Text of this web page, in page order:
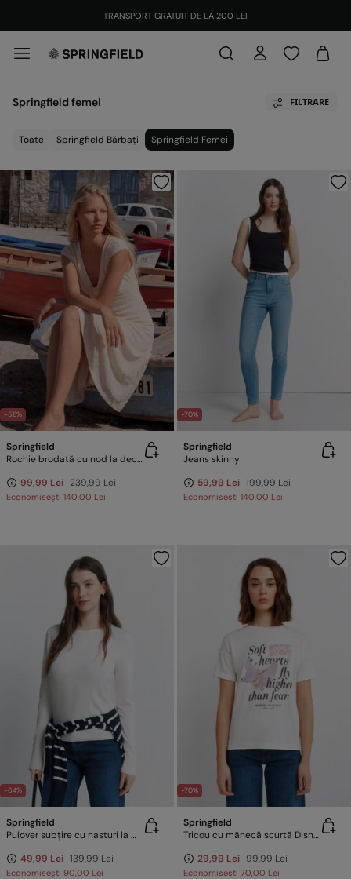
TRANSPORT GRATUIT DE LA 200 LEI
Springfield femei FILTRARE
Toate Springfield Bărbați Springfield Femei
-58%
Springfield
Rochie brodată cu nod la decolteu
99,99 Lei 239,99 Lei
Economisești 140,00 Lei
-70%
Springfield
Jeans skinny
59,99 Lei 199,99 Lei
Economisești 140,00 Lei
-64%
Springfield
Pulover subțire cu nasturi la manșete
49,99 Lei 139,99 Lei
Economisești 90,00 Lei
-70%
Springfield
Tricou cu mânecă scurtă Disney
29,99 Lei 99,99 Lei
Economisești 70,00 Lei